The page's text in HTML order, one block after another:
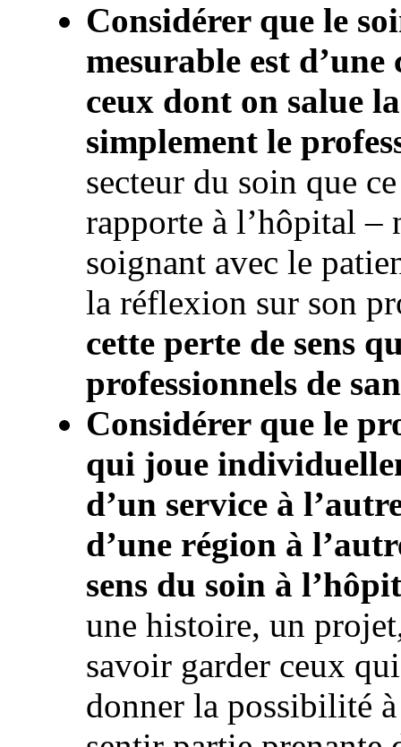
Considérer que le
mesurable est
ceux dont on salue
simplement le
secteur du soin que
rapporte à l’hôpital –
soignant avec le
la réflexion sur son
cette perte de sens
professionnels de
Considérer que le
qui joue
d’un service à
d’une région à
sens du soin à
une histoire, un
savoir garder ceux
donner la possibilité